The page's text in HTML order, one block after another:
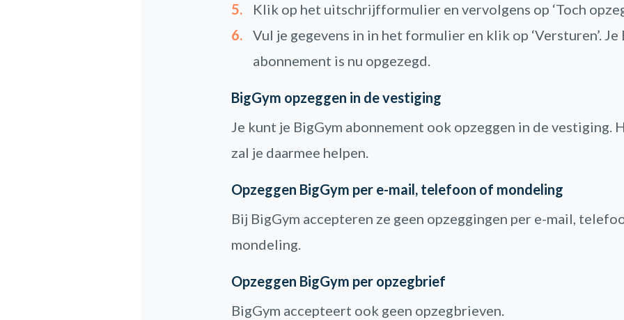
Klik op het uitschrijfformulier en vervolgens op ‘Toch
Vul je gegevens in in het formulier en klik op ‘Versturen’. Je
abonnement is nu opgezegd.
BigGym opzeggen in de vestiging
Je kunt je BigGym abonnement ook opzeggen in de vestiging.
zal je daarmee helpen.
Opzeggen BigGym per e-mail, telefoon of mondeling
Bij BigGym accepteren ze geen opzeggingen per e-mail,
mondeling.
Opzeggen BigGym per opzegbrief
BigGym accepteert ook geen opzegbrieven.